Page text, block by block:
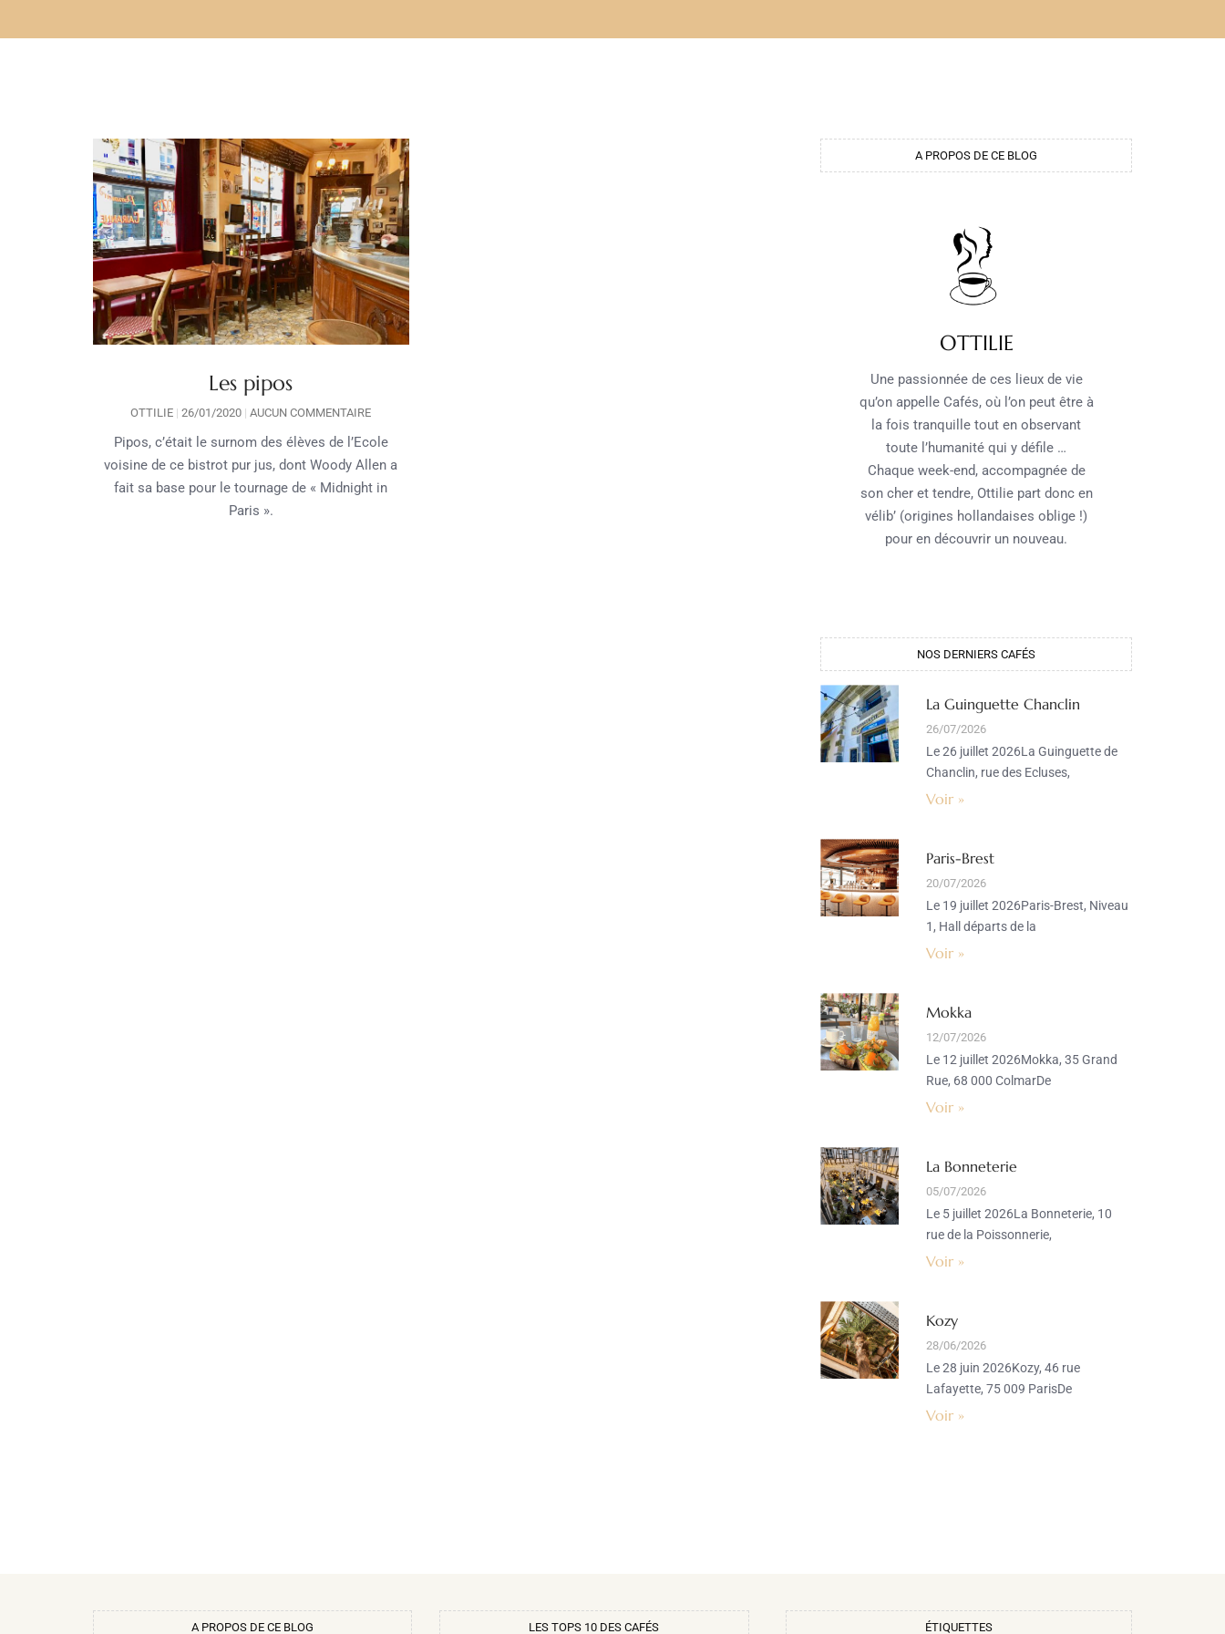
Les pipos
OTTILIE 26/01/2020 AUCUN COMMENTAIRE
Pipos, c’était le surnom des élèves de l’Ecole
voisine de ce bistrot pur jus, dont Woody Allen a
fait sa base pour le tournage de « Midnight in
Paris ».
A PROPOS DE CE BLOG
OTTILIE
Une passionnée de ces lieux de vie
qu’on appelle Cafés, où l’on peut être à
la fois tranquille tout en observant
toute l’humanité qui y défile …
Chaque week-end, accompagnée de
son cher et tendre, Ottilie part donc en
vélib’ (origines hollandaises oblige !)
pour en découvrir un nouveau.
NOS DERNIERS CAFÉS​
La Guinguette Chanclin
26/07/2026
Le 26 juillet 2026La Guinguette de
Chanclin, rue des Ecluses,
Voir »
Paris-Brest
20/07/2026
Le 19 juillet 2026Paris-Brest, Niveau
1, Hall départs de la
Voir »
Mokka
12/07/2026
Le 12 juillet 2026Mokka, 35 Grand
Rue, 68 000 ColmarDe
Voir »
La Bonneterie
05/07/2026
Le 5 juillet 2026La Bonneterie, 10
rue de la Poissonnerie,
Voir »
Kozy
28/06/2026
Le 28 juin 2026Kozy, 46 rue
Lafayette, 75 009 ParisDe
Voir »
A PROPOS DE CE BLOG​ LES TOPS 10 DES CAFÉS ÉTIQUETTES